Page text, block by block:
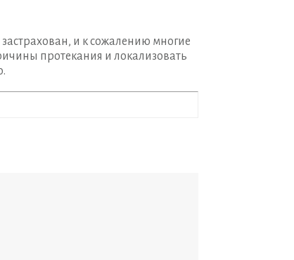
и к сожалению многие
протекания и локализовать